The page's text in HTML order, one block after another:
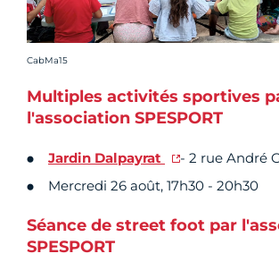
Crédit photo :
CabMa15
Multiples activités sportives
l'association SPESPORT
Jardin Dalpayrat
- 2 rue André
Mercredi 26 août, 17h30 - 20h30
Séance de street foot par
SPESPORT